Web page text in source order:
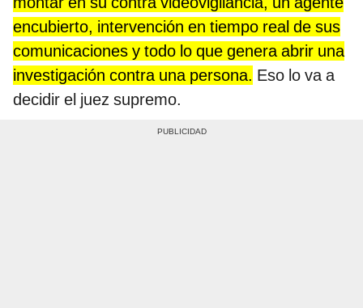
encubierto, intervención en tiempo real de sus
comunicaciones y todo lo que genera abrir una
investigación contra una persona. Eso lo va a
decidir el juez supremo.